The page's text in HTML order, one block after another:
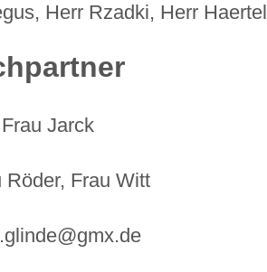
Herr Rzadki, Herr Haertel
Jarck
Frau Witt